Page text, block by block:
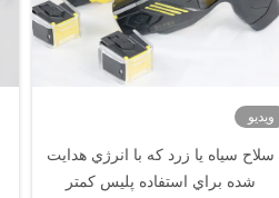
ویدیو
سلاح سياه يا زرد که با انرژي هدایت
شده براي استفاده پلیس کمتر